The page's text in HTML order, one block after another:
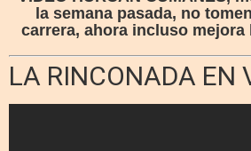
la semana pasada, no
carrera, ahora incluso mejora
LA RINCONADA EN